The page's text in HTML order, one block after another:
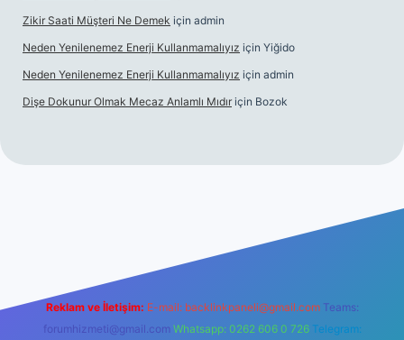
Zikir Saati Müşteri Ne Demek için admin
Neden Yenilenemez Enerji Kullanmamalıyız için Yiğido
Neden Yenilenemez Enerji Kullanmamalıyız için admin
Dişe Dokunur Olmak Mecaz Anlamlı Mıdır için Bozok
Reklam ve İletişim: E-mail: backlinkpaneli@gmail.com Teams:
forumhizmeti@gmail.com Whatsapp: 0262 606 0 726 Telegram: